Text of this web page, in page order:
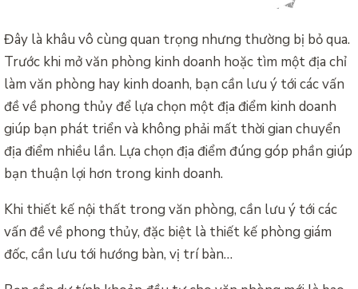
Đây là khâu vô cùng quan trọng nhưng thường bị bỏ qua.
Trước khi mở văn phòng kinh doanh hoặc tìm một địa chỉ
làm văn phòng hay kinh doanh, bạn cần lưu ý tới các vấn
đề về phong thủy để lựa chọn một địa điểm kinh doanh
giúp bạn phát triển và không phải mất thời gian chuyển
địa điểm nhiều lần. Lựa chọn địa điểm đúng góp phần giúp
bạn thuận lợi hơn trong kinh doanh.
Khi thiết kế nội thất trong văn phòng, cần lưu ý tới các
vấn đề về phong thủy, đặc biệt là thiết kế phòng giám
đốc, cần lưu tới hướng bàn, vị trí bàn…